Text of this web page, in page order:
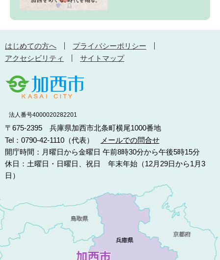
はじめての方へ
プライバシーポリシー
アクセシビリティ
サイトマップ
法人番号4000020282201
〒675-2395 兵庫県加西市北条町横尾1000番地
Tel：0790-42-1110（代表）
メールでの問合せ
開庁時間：月曜日から金曜日 午前8時30分から午後5時15分
休日：土曜日・日曜日、祝日 年末年始（12月29日から1月3
日）